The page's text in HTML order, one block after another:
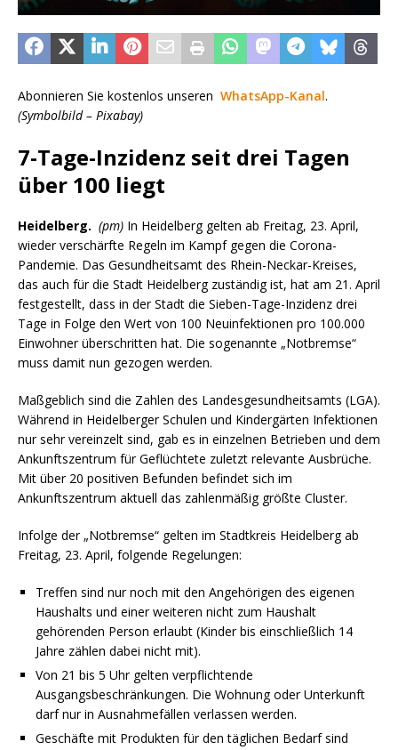
Abonnieren Sie kostenlos unseren WhatsApp-Kanal.
(Symbolbild – Pixabay)
7-Tage-Inzidenz seit drei Tagen
über 100 liegt
Heidelberg. (pm) In Heidelberg gelten ab Freitag, 23. April,
wieder verschärfte Regeln im Kampf gegen die Corona-
Pandemie. Das Gesundheitsamt des Rhein-Neckar-Kreises,
das auch für die Stadt Heidelberg zuständig ist, hat am 21. April
festgestellt, dass in der Stadt die Sieben-Tage-Inzidenz drei
Tage in Folge den Wert von 100 Neuinfektionen pro 100.000
Einwohner überschritten hat. Die sogenannte „Notbremse“
muss damit nun gezogen werden.
Maßgeblich sind die Zahlen des Landesgesundheitsamts (LGA).
Während in Heidelberger Schulen und Kindergärten Infektionen
nur sehr vereinzelt sind, gab es in einzelnen Betrieben und dem
Ankunftszentrum für Geflüchtete zuletzt relevante Ausbrüche.
Mit über 20 positiven Befunden befindet sich im
Ankunftszentrum aktuell das zahlenmäßig größte Cluster.
Infolge der „Notbremse“ gelten im Stadtkreis Heidelberg ab
Freitag, 23. April, folgende Regelungen:
Treffen sind nur noch mit den Angehörigen des eigenen
Haushalts und einer weiteren nicht zum Haushalt
gehörenden Person erlaubt (Kinder bis einschließlich 14
Jahre zählen dabei nicht mit).
Von 21 bis 5 Uhr gelten verpflichtende
Ausgangsbeschränkungen. Die Wohnung oder Unterkunft
darf nur in Ausnahmefällen verlassen werden.
Geschäfte mit Produkten für den täglichen Bedarf sind